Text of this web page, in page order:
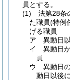
員とする。
(1)
法第28条
た職員(特例
げる職員
ア
異動日
イ
異動日
員
ウ
異動日
動日以後